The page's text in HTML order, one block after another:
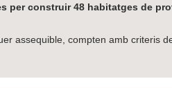
per construir 48 habitatges de
assequible, compten amb criteris